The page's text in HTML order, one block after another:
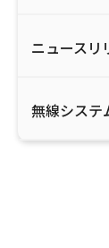
ニュースリ
無線システ